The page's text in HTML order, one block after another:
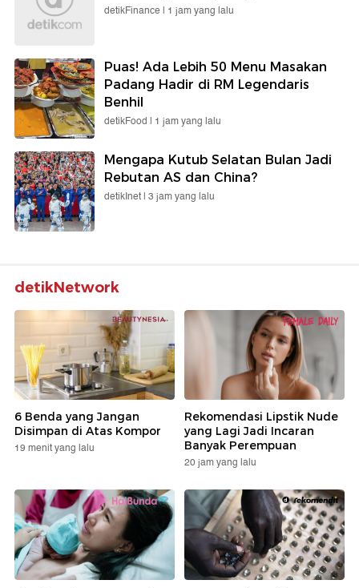
detikFinance | 1 jam yang lalu
Puas! Ada Lebih 50 Menu Masakan
Padang Hadir di RM Legendaris
Benhil
detikFood | 1 jam yang lalu
Mengapa Kutub Selatan Bulan Jadi
Rebutan AS dan China?
detikInet | 3 jam yang lalu
detikNetwork
6 Benda yang Jangan
Disimpan di Atas Kompor
19 menit yang lalu
Rekomendasi Lipstik Nude
yang Lagi Jadi Incaran
Banyak Perempuan
20 jam yang lalu